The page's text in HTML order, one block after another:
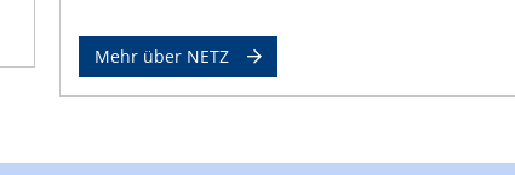
Mehr über NETZ